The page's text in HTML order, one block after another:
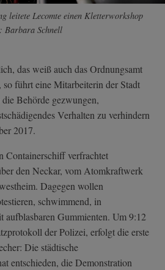
leitete Lecomte einen Kletterworkshop
Barbara Schnell
das weiß auch das Ordnungsamt
führt eine Mitarbeiterin der Stadt
Behörde gezwungen,
Verhalten zu verhindern
2017.
Containerschiff verfrachtet
den Neckar, vom Atomkraftwerk
Dagegen wollen
schwimmend, in
aufblasbaren Gummienten. Um 9:12
der Polizei, erfolgt die erste
Die städtische
entschieden, die Demonstration